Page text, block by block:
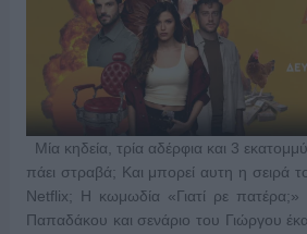
Μία κηδεία, τρία αδέρφια και 3
πάει στραβά; Και μπορεί αυτη η σειρά
Netflix; Η κωμωδία «Γιατί ρε πατέρα;»
Παπαδάκου και σενάριο του Γιώργου